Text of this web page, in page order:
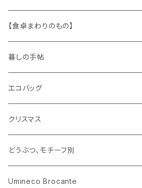
キャラクター
ピノキオ
木製品
ミニチュア、ドールハウス
古本、古雑誌、古えほん
古レコード
古せっけん
ラッピングペーパー、壁紙
プラスチック
紙
ワッペン
ニット
布地
身に着けるもの
【食卓まわりのもの】
ガラス
花びん
小物入れ
陶磁器
カップアンドソーサー
プレート
木製品
ホーロー
メタル
暮しの手帖
エコバッグ
クリスマス
どうぶつ、モチーフ別
くま、ベア
Umineco Brocante